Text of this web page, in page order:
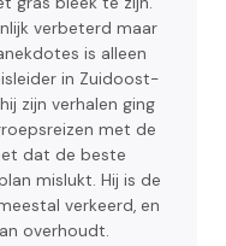
verbeterd maar
is alleen
in Zuidoost-
zijn verhalen ging
met de
dat de beste
mislukt. Hij is de
verkeerd, en
overhoudt.